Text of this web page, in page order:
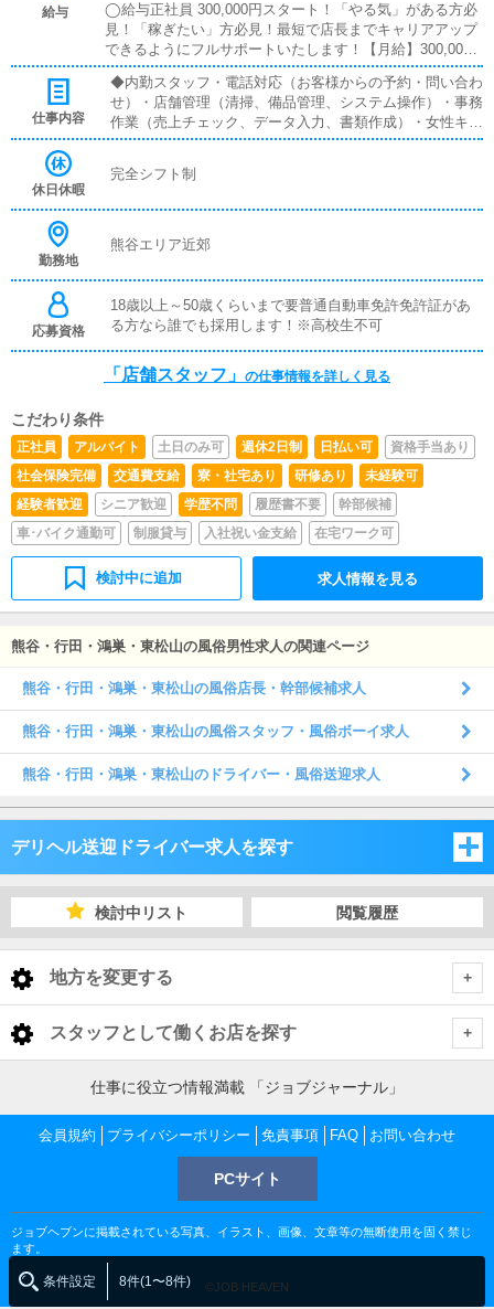
給与
◯給与正社員 300,000円スタート！「やる気」がある方必
見！「稼ぎたい」方必見！最短で店長までキャリアアップ
できるようにフルサポートいたします！【月給】300,000
円+インセンティブ月給手取り40万〜50万円可
仕事内容
◆内勤スタッフ・電話対応（お客様からの予約・問い合わ
せ）・店舗管理（清掃、備品管理、システム操作）・事務
作業（売上チェック、データ入力、書類作成）・女性キャ
ストのサポート・相談対応・新人女性の指導・フォロー・
バー在籍キャストさんの送迎業務時間厳守、安全運転で目
休日休暇
完全シフト制
勤務地
熊谷エリア近郊
応募資格
18歳以上～50歳くらいまで要普通自動車免許免許証があ
る方なら誰でも採用します！※高校生不可
「店舗スタッフ」 の仕事情報を詳しく見る
こだわり条件
正社員 アルバイト 土日のみ可 週休2日制 日払い可
資格手当あり
社会保険完備
交通費支給 寮・社宅あり 研修あり
未経験可
経験者歓迎
シニア歓迎 学歴不問 履歴書不要
幹部候補
車･バイク通勤可
制服貸与 入社祝い金支給 在宅ワーク可
検討中に追加 求人情報を見る
条件設定 8件(1〜8件)
熊谷・行田・鴻巣・東松山の風俗男性求人の関連ページ
熊谷・行田・鴻巣・東松山の風俗店長・幹部候補求人
熊谷・行田・鴻巣・東松山の風俗スタッフ・風俗ボーイ求人
熊谷・行田・鴻巣・東松山のドライバー・風俗送迎求人
デリヘル送迎ドライバー求人を探す
埼玉県
さいたま市・中央地域 デリヘル送迎ドライバー
大宮・さいたま・浦和 デリヘル送迎ドライバー
川口・西川口 デリヘル送迎ドライバー
越谷・東部地域
越谷・東部地域 デリヘル送迎ドライバー
越谷・草加・三郷 デリヘル送迎ドライバー
川越・所沢・西部地域 デリヘル送迎ドライバー
川越・鶴ヶ島・坂戸 デリヘル送迎ドライバー
熊谷・北部地域
熊谷・北部地域 デリヘル送迎ドライバー
千葉市
千葉市 デリヘル送迎ドライバー
栄町 デリヘル送迎ドライバー
船橋・市川・浦安 デリヘル送迎ドライバー
船橋 デリヘル送迎ドライバー
松戸・柏
松戸・柏 デリヘル送迎ドライバー
茨城県 デリヘル送迎ドライバー
土浦・取手・つくば・石岡
土浦・取手・つくば・石岡 デリヘル送迎ドライバー
土浦・取手・つくば デリヘル送迎ドライバー
水戸・笠間
水戸・笠間 デリヘル送迎ドライバー
神栖・鹿嶋
栃木県 デリヘル送迎ドライバー
宇都宮・鹿沼
宇都宮・鹿沼 デリヘル送迎ドライバー
小山・佐野・栃木
群馬県 デリヘル送迎ドライバー
高崎・前橋・渋川
検討中リスト 閲覧履歴
地方を変更する
< 全国トップ
北海道 男性高収入
東北 男性高収入
南関東 男性高収入
甲信越 男性高収入
北関東 男性高収入
東京 男性高収入
スタッフとして働くお店を探す
東京都
東京 男性高収入
新宿 男性高収入
渋谷 男性高収入
五反田 男性高収入
神奈川県
関内 男性高収入
曙町 男性高収入
船橋 男性高収入
茨城県
茨城 男性高収入
仕事に役立つ情報満載 「ジョブジャーナル」
会員規約 プライバシーポリシー 免責事項 FAQ お問い合わせ
PCサイト
ジョブヘブンに掲載されている写真、イラスト、画像、文章等の無断使用を固く禁じ
ます。
©JOB HEAVEN